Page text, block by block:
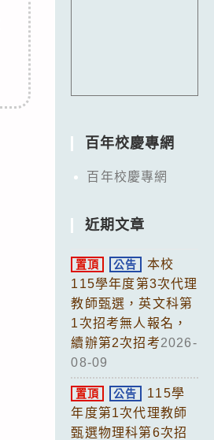
百年校慶專網
百年校慶專網
近期文章
置頂 公告
本校
115學年度第3次代理
教師甄選，英文科第
1次招考無人報名，
續辦第2次招考2026-
08-09
置頂 公告
115學
年度第1次代理教師
甄選物理科第6次招